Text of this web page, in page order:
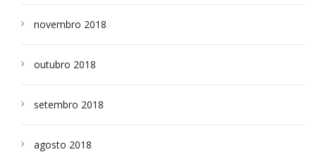
novembro 2018
outubro 2018
setembro 2018
agosto 2018